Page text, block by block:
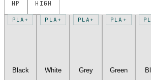
HP HIGH
PLA+
Black
PLA+
White
PLA+
Grey
PLA+
Green